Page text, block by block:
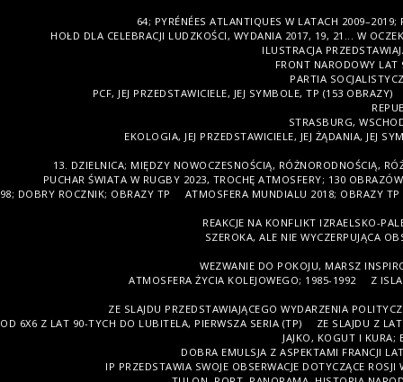
64; PYRÉNÉES ATLANTIQUES W LATACH
HOŁD DLA CELEBRACJI LUDZKOŚCI, WYDANIA 2017, 19, 21... W
ILUSTRACJA
FRONT NARODOWY
PARTIA
PCF, JEJ PRZEDSTAWICIELE, JEJ SYMBOLE, TP (153 OBRAZY)
STRASBURG,
EKOLOGIA, JEJ PRZEDSTAWICIELE, JEJ ŻĄDANIA, JEJ
13. DZIELNICA; MIĘDZY NOWOCZESNOŚCIĄ, RÓŻNORODNOŚCIĄ,
PUCHAR ŚWIATA W RUGBY 2023, TROCHĘ ATMOSFERY; 130
98; DOBRY ROCZNIK; OBRAZY TP
ATMOSFERA MUNDIALU 2018; OBRAZY TP
REAKCJE NA KONFLIKT IZRAELSKO-
SZEROKA, ALE NIE WYCZERPUJĄCA
WEZWANIE DO POKOJU, MARSZ
ATMOSFERA ŻYCIA KOLEJOWEGO; 1985-1992
Z
ZE SLAJDU PRZEDSTAWIAJĄCEGO WYDARZENIA
OD 6X6 Z LAT 90-TYCH DO LUBITELA, PIERWSZA SERIA (TP)
ZE SLAJDU Z
JAJKO, KOGUT I KURA;
DOBRA EMULSJA Z ASPEKTAMI FRANCJI
IP PRZEDSTAWIA SWOJE OBSERWACJE DOTYCZĄCE